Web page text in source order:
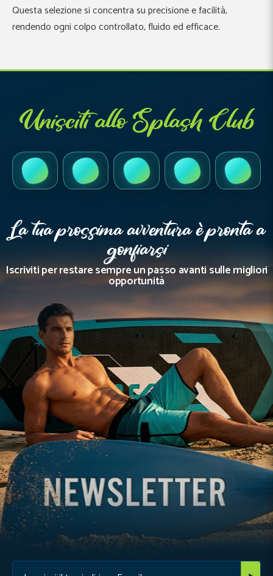
Questa selezione si concentra su precisione e facilità,
rendendo ogni colpo controllato, fluido ed efficace.
Unisciti allo Splash Club
TikTok Instagram Facebook YouTube
La tua prossima avventura è pronta a
gonfiarsi
Iscriviti per restare sempre un passo avanti sulle migliori
opportunità